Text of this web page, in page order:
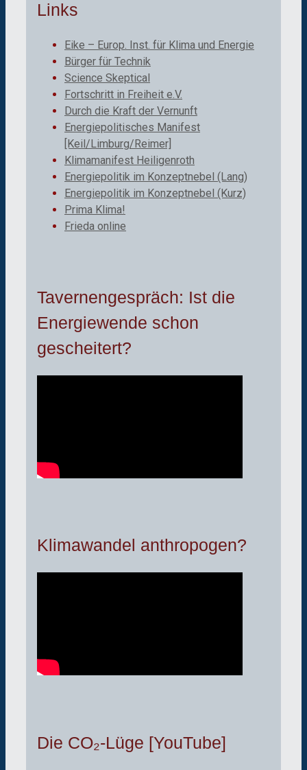
Links
Eike – Europ. Inst. für Klima und Energie
Bürger für Technik
Science Skeptical
Fortschritt in Freiheit e.V.
Durch die Kraft der Vernunft
Energiepolitisches Manifest
[Keil/Limburg/Reimer]
Klimamanifest Heiligenroth
Energiepolitik im Konzeptnebel (Lang)
Energiepolitik im Konzeptnebel (Kurz)
Prima Klima!
Frieda online
Tavernengespräch: Ist die
Energiewende schon
gescheitert?
Klimawandel anthropogen?
Die CO₂-Lüge [YouTube]